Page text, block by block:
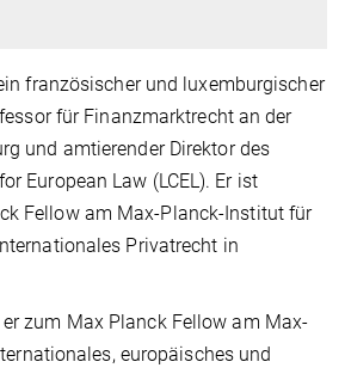
französischer und luxemburgischer
für Finanzmarktrecht an der
und amtierender Direktor des
European Law (LCEL). Er ist
Fellow am Max-Planck-Institut für
Privatrecht in
zum Max Planck Fellow am Max-
europäisches und